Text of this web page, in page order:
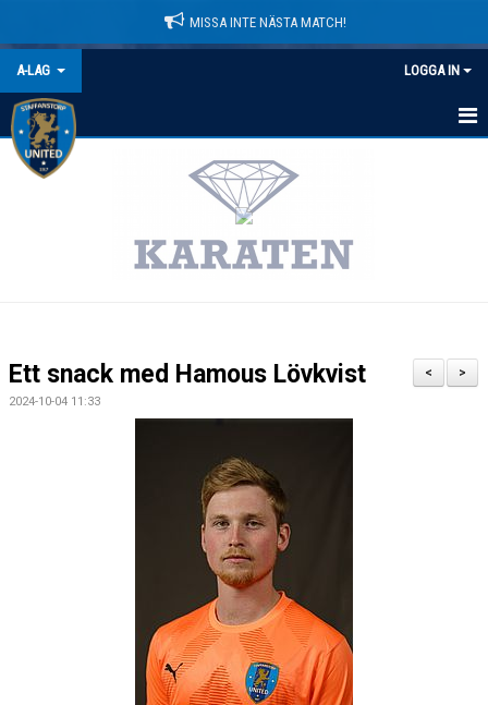
MISSA INTE NÄSTA MATCH!
A-LAG LOGGA IN
HEM
BILDGALLERI
>
<
Ett snack med Hamous Lövkvist
2024-10-04 11:33